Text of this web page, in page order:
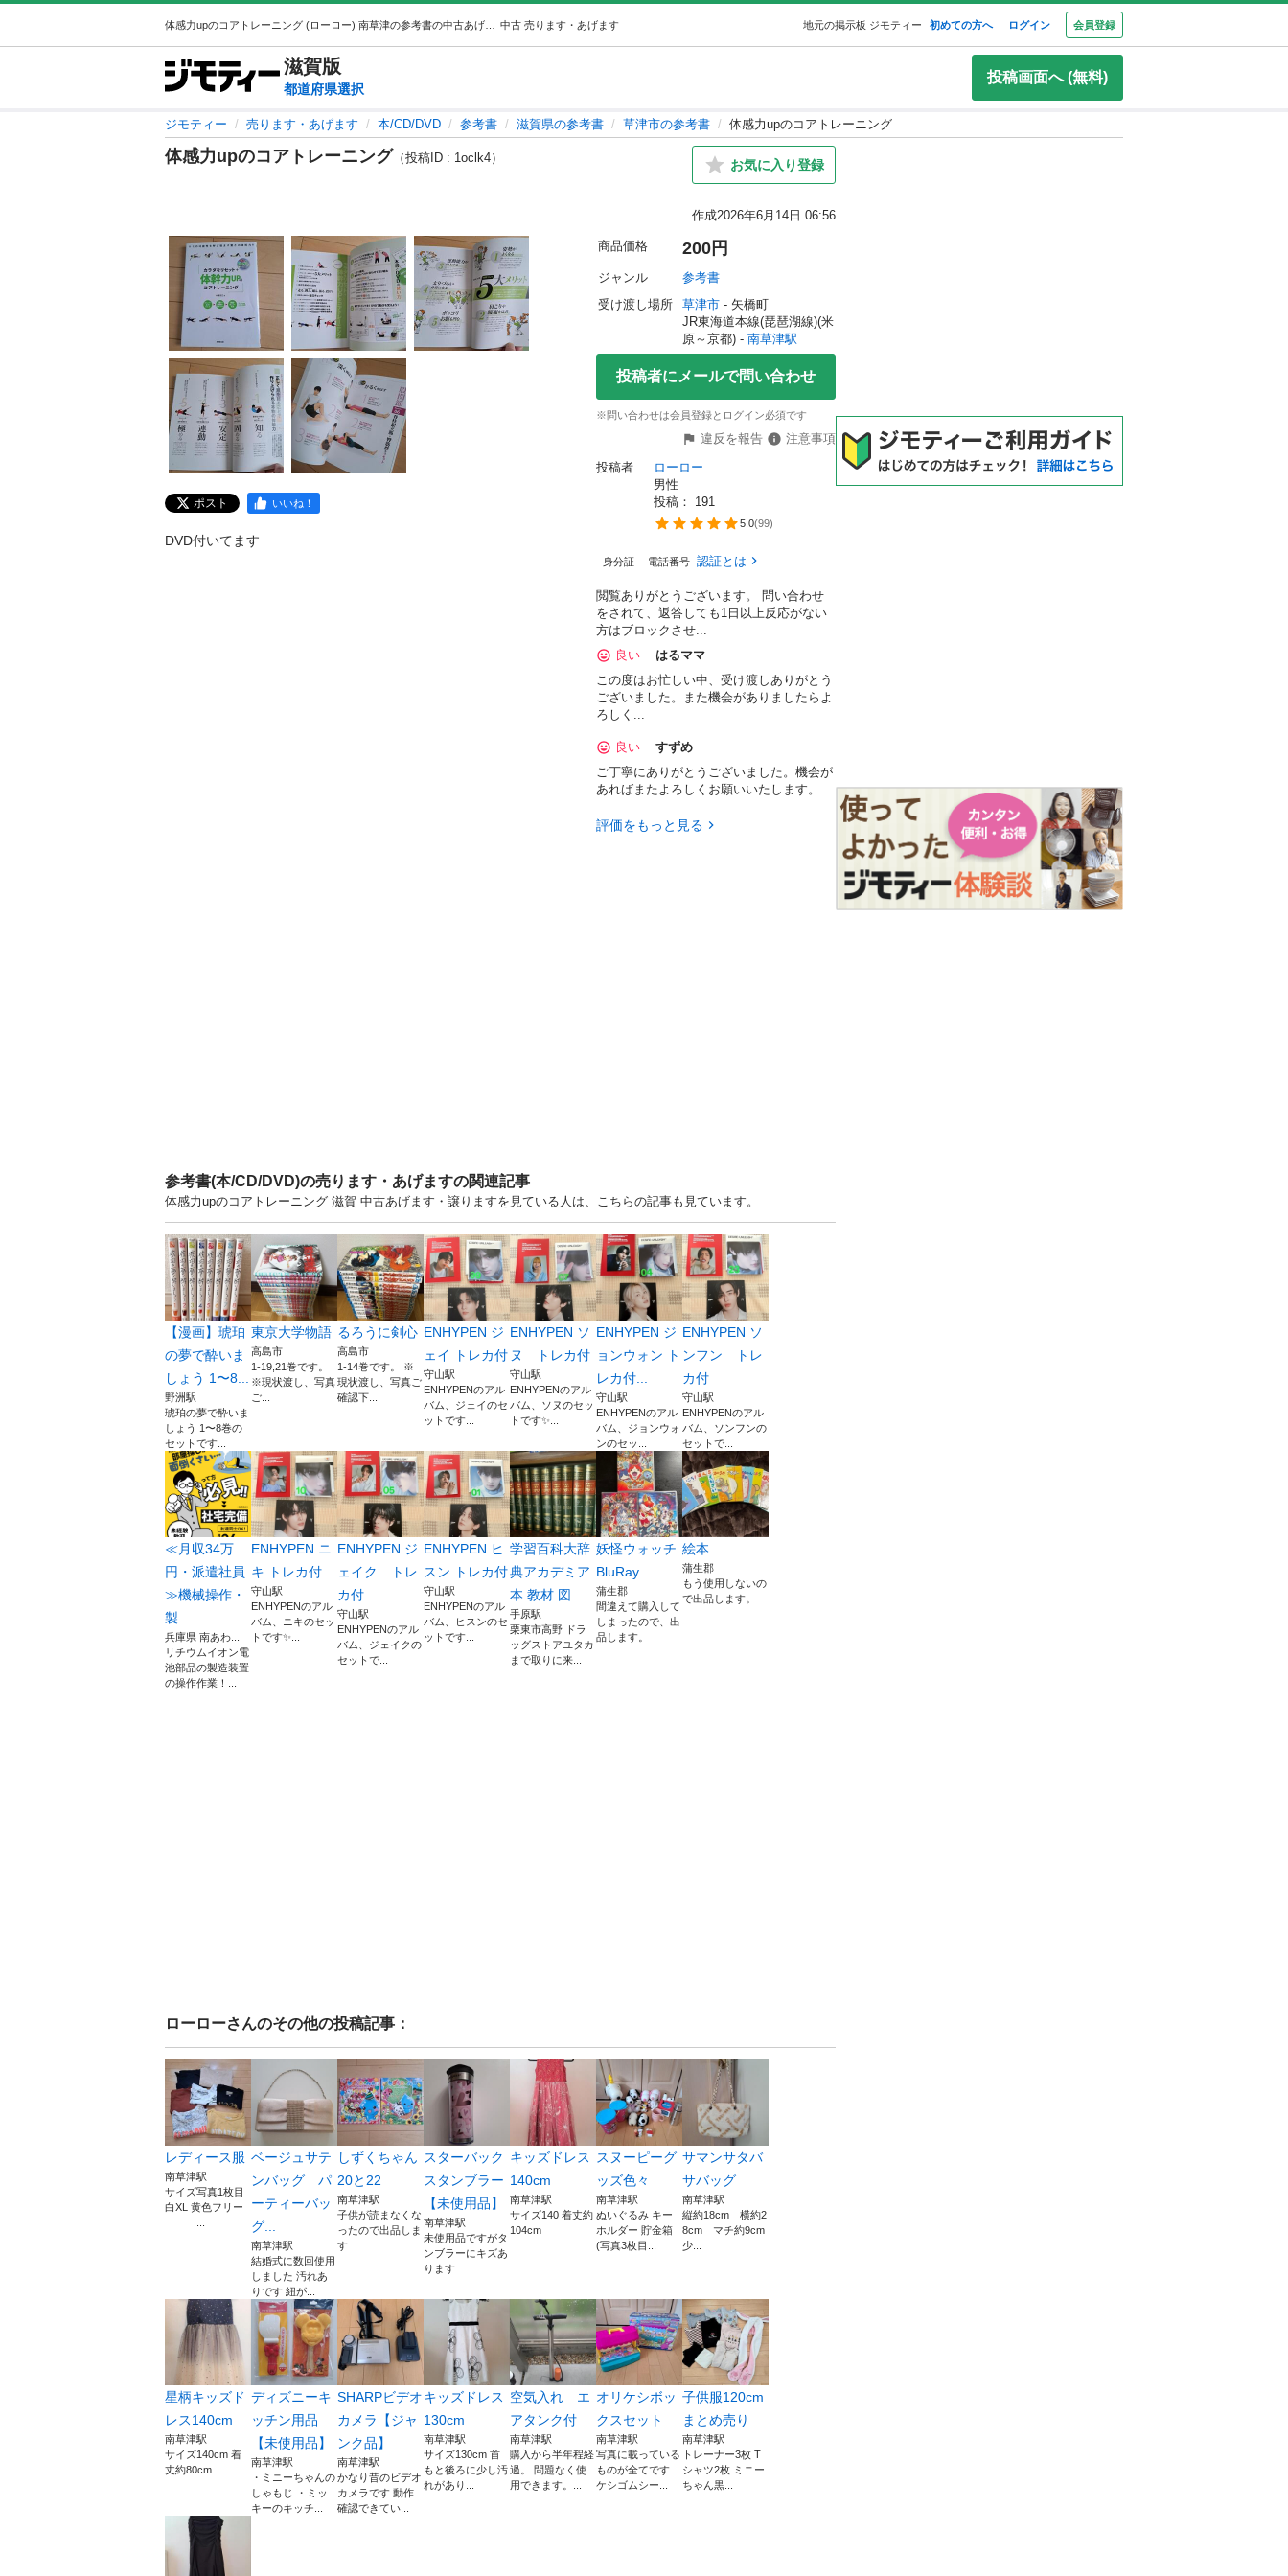
中古 売ります・あげます 地元の掲示板 ジモティー 初めての方へ ログイン 会員登録
滋賀版
都道府県選択
投稿画面へ (無料)
ジモティー 売ります・あげます 本/CD/DVD 参考書 滋賀県の参考書 草津市の参考書 体感力upのコアトレーニング
体感力upのコアトレーニング （投稿ID : 1oclk4） お気に入り登録
作成2026年6月14日 06:56
ポスト いいね！
DVD付いてます
商品価格 200円
ジャンル
参考書
受け渡し場所
草津市 - 矢橋町
JR東海道本線(琵琶湖線)(米
原～京都) - 南草津駅
投稿者にメールで問い合わせ
※問い合わせは会員登録とログイン必須です
違反を報告
注意事項
投稿者
ローロー
男性
投稿： 191
5.0(99)
身分証 電話番号 認証とは
閲覧ありがとうございます。 問い合わせ
をされて、返答しても1日以上反応がない
方はブロックさせ...
良い
はるママ
この度はお忙しい中、受け渡しありがとう
ございました。また機会がありましたらよ
ろしく...
良い
すずめ
ご丁寧にありがとうございました。機会が
あればまたよろしくお願いいたします。
評価をもっと見る
参考書(本/CD/DVD)の売ります・あげますの関連記事
体感力upのコアトレーニング 滋賀 中古あげます・譲りますを見ている人は、こちらの記事も見ています。
【漫画】琥珀
の夢で酔いま
しょう 1〜8...
野洲駅
琥珀の夢で酔いま
しょう 1〜8巻の
セットです...
東京大学物語
高島市
1-19,21巻です。
※現状渡し、写真
ご...
るろうに剣心
高島市
1-14巻です。 ※
現状渡し、写真ご
確認下...
ENHYPEN ジ
ェイ トレカ付
守山駅
ENHYPENのアル
バム、ジェイのセ
ットです...
ENHYPEN ソ
ヌ トレカ付
守山駅
ENHYPENのアル
バム、ソヌのセッ
トです✨...
ENHYPEN ジ
ョンウォン ト
レカ付...
守山駅
ENHYPENのアル
バム、ジョンウォ
ンのセッ...
ENHYPEN ソ
ンフン トレ
カ付
守山駅
ENHYPENのアル
バム、ソンフンの
セットで...
≪月収34万
円・派遣社員
≫機械操作・
製...
兵庫県 南あわ...
リチウムイオン電
池部品の製造装置
の操作作業！...
ENHYPEN ニ
キ トレカ付
守山駅
ENHYPENのアル
バム、ニキのセッ
トです✨...
ENHYPEN ジ
ェイク トレ
カ付
守山駅
ENHYPENのアル
バム、ジェイクの
セットで...
ENHYPEN ヒ
スン トレカ付
守山駅
ENHYPENのアル
バム、ヒスンのセ
ットです...
学習百科大辞
典アカデミア
本 教材 図...
手原駅
栗東市高野 ドラ
ッグストアユタカ
まで取りに来...
妖怪ウォッチ
BluRay
蒲生郡
間違えて購入して
しまったので、出
品します。
絵本
蒲生郡
もう使用しないの
で出品します。
ローローさんのその他の投稿記事：
レディース服
南草津駅
サイズ写真1枚目
白XL 黄色フリー
ベージュサテ
ンバッグ パ
ーティーバッ
グ...
南草津駅
結婚式に数回使用
しました 汚れあ
りです 紐が...
しずくちゃん
20と22
南草津駅
子供が読まなくな
ったので出品しま
す
スターバック
スタンブラー
【未使用品】
南草津駅
未使用品ですがタ
ンブラーにキズあ
ります
キッズドレス
140cm
南草津駅
サイズ140 着丈約
104cm
スヌーピーグ
ッズ色々
南草津駅
ぬいぐるみ キー
ホルダー 貯金箱
(写真3枚目...
サマンサタバ
サバッグ
南草津駅
縦約18cm 横約2
8cm マチ約9cm
少...
星柄キッズド
レス140cm
南草津駅
サイズ140cm 着
丈約80cm
ディズニーキ
ッチン用品
【未使用品】
南草津駅
・ミニーちゃんの
しゃもじ ・ミッ
キーのキッチ...
SHARPビデオ
カメラ【ジャ
ンク品】
南草津駅
かなり昔のビデオ
カメラです 動作
確認できてい...
キッズドレス
130cm
南草津駅
サイズ130cm 首
もと後ろに少し汚
れがあり...
空気入れ エ
アタンク付
南草津駅
購入から半年程経
過。 問題なく使
用できます。...
オリケシボッ
クスセット
南草津駅
写真に載っている
ものが全てです
ケシゴムシー...
子供服120cm
まとめ売り
南草津駅
トレーナー3枚 T
シャツ2枚 ミニー
ちゃん黒...